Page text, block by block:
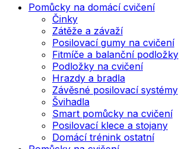
Pomůcky na domácí cvičení
Činky
Zátěže a závaží
Posilovací gumy na cvičení
Fitmíče a balanční podložky
Podložky na cvičení
Hrazdy a bradla
Závěsné posilovací systémy
Švihadla
Smart pomůcky na cvičení
Posilovací klece a stojany
Domácí trénink ostatní